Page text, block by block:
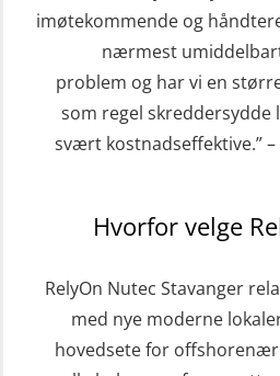
HLO/Søk &
– repetisjon
Pustelunge
inkl.
sivile mannskaper
inkl. brannslukning
Hjertestarter
STCW
båt (HMOB)
STCW
båt (HMOB)
STCW Livbåtfører
32 t (MSE1031)
STCW Mann-Over-
(hurtiggående) 32
(MSE112)
STCW
imøtekommende og
nærmest
problem og har vi en
som regel skreddersydde
svært kostnadseffektive.”
Hvorfor velge
RelyOn Nutec Stavanger
med nye moderne
hovedsete for